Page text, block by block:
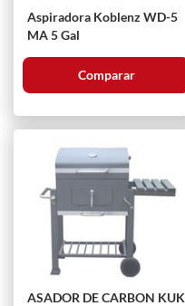
Aspiradora Koblenz WD-5
MA 5 Gal
Comparar
ASADOR DE CARBON KUK